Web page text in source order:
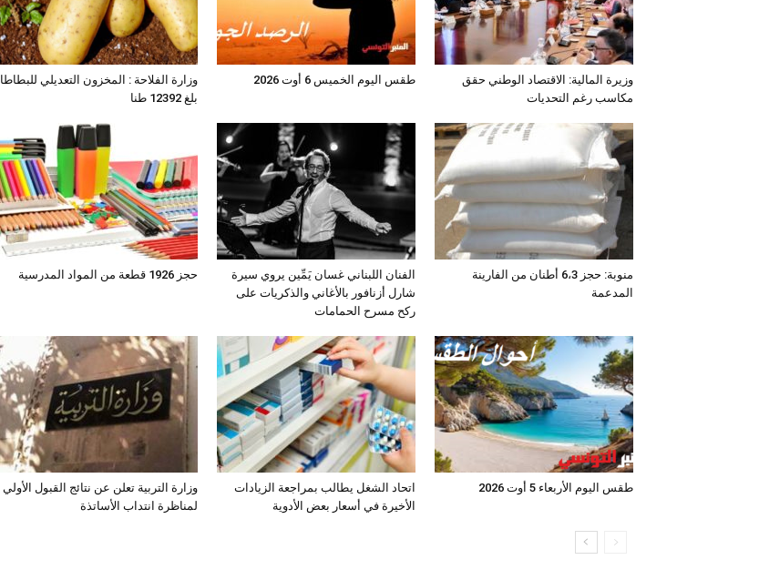
وزارة الفلاحة : المخزون التعديلي للبطاطا
بلغ 12392 طنا
طقس اليوم الخميس 6 أوت 2026
وزيرة المالية: الاقتصاد الوطني حقق
مكاسب رغم التحديات
حجز 1926 قطعة من المواد المدرسية
الفنان اللبناني غسان يَمِّين يروي سيرة
شارل أزنافور بالأغاني والذكريات على
ركح مسرح الحمامات
منوبة: حجز 6،3 أطنان من الفارينة
المدعمة
وزارة التربية تعلن عن نتائج القبول الأولي
لمناظرة انتداب الأساتذة
اتحاد الشغل يطالب بمراجعة الزيادات
الأخيرة في أسعار بعض الأدوية
طقس اليوم الأربعاء 5 أوت 2026